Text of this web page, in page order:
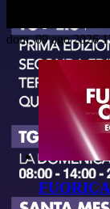
dom, 09 ago 2026